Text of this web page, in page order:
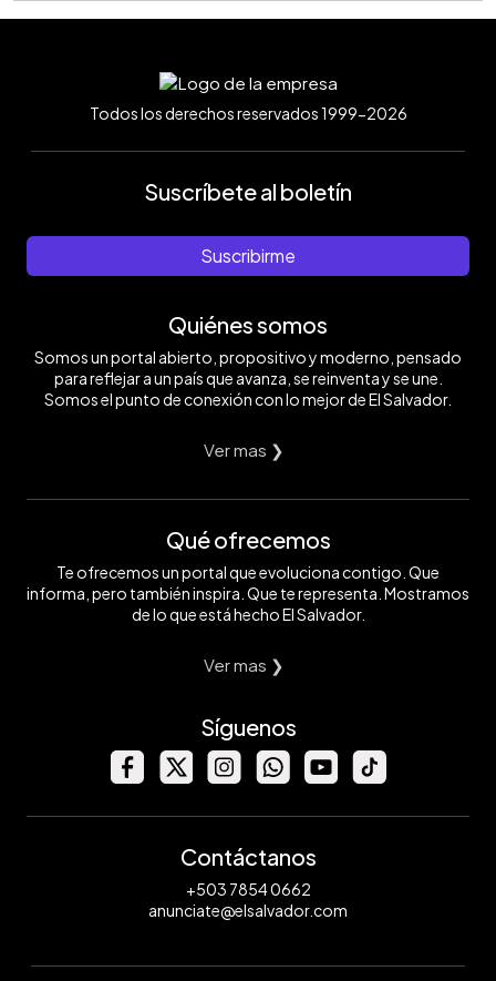
Todos los derechos reservados 1999-2026
Suscríbete al boletín
Suscribirme
Quiénes somos
Somos un portal abierto, propositivo y moderno, pensado
para reflejar a un país que avanza, se reinventa y se une.
Somos el punto de conexión con lo mejor de El Salvador.
Ver mas ❯
Qué ofrecemos
Te ofrecemos un portal que evoluciona contigo. Que
informa, pero también inspira. Que te representa. Mostramos
de lo que está hecho El Salvador.
Ver mas ❯
Síguenos
Contáctanos
+503 7854 0662
anunciate@elsalvador.com